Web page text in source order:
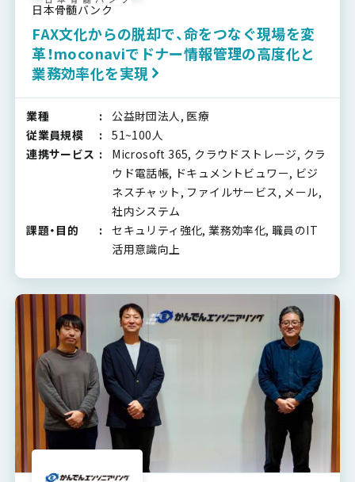
日本骨髄バンク
FAX文化からの脱却で、命をつなぐ現場を変
革！moconaviでドナー情報管理の高度化と
業務効率化を実現
業種
公益財団法人, 医療
従業員規模
51~100人
連携サービス
Microsoft 365, クラウドストレージ, クラ
ウド電話帳, ドキュメントビュワー, ビジ
ネスチャット, ファイルサービス, メール,
社内システム
課題・目的
セキュリティ強化, 業務効率化, 職員のIT
活用意識向上